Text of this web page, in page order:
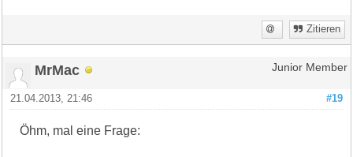
Zitieren
MrMac Junior Member
#19
21.04.2013, 21:46
Öhm, mal eine Frage: